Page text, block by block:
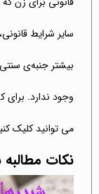
سایر شرایط
بیشتر جنبه‌ی سنتی
وجود ندارد. برای
می توانید کلیک
نکات مطالبه